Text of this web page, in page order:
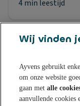
4 min leestijd
Sparen bij
Wij vinden
Ayvens gebruikt
om onze website
gaan metalle
aanvullende cookies